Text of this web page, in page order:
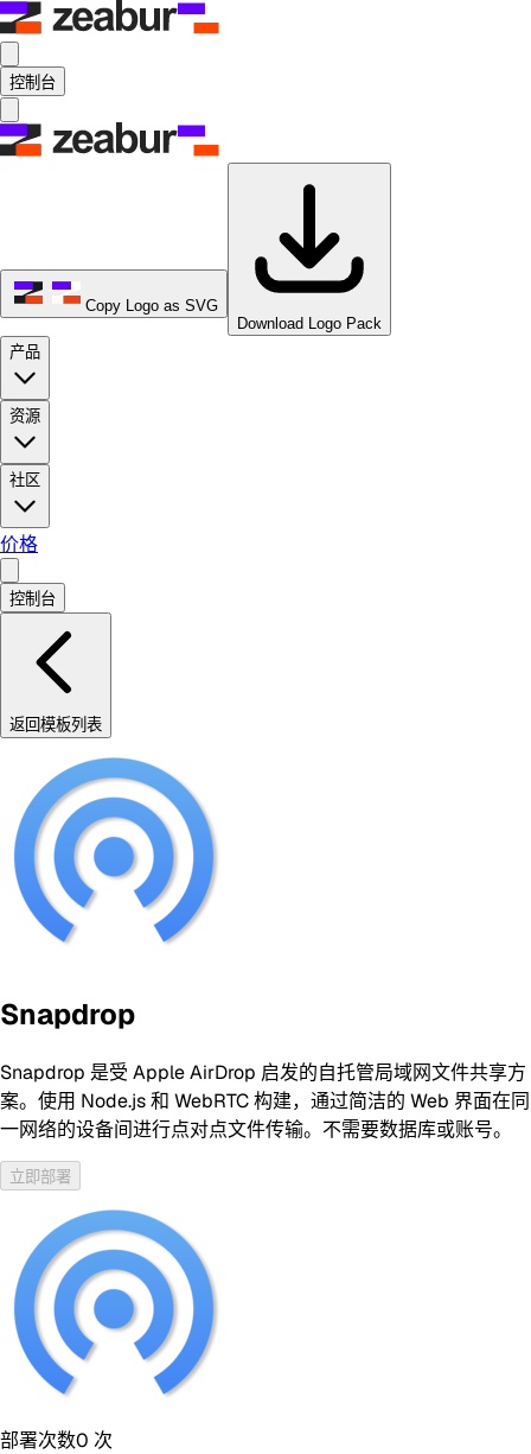
控制台
Copy Logo as SVG
Download Logo Pack
产品
资源
社区
价格
控制台
返回模板列表
Snapdrop
Snapdrop 是受 Apple AirDrop 启发的自托管局域网文件共享方
案。使用 Node.js 和 WebRTC 构建，通过简洁的 Web 界面在同
一网络的设备间进行点对点文件传输。不需要数据库或账号。
立即部署
部署次数0 次